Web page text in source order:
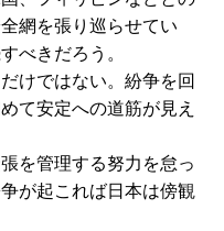
網を張り巡らせてい
べきだろう。
けではない。紛争を回
て安定への道筋が見え
を管理する努力を怠っ
が起これば日本は傍観